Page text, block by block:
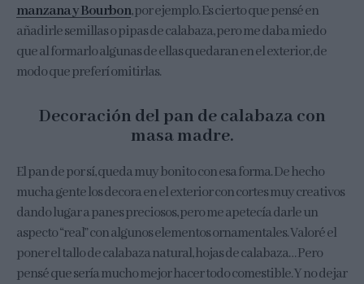
manzana y Bourbon, por ejemplo. Es cierto que pensé en
añadirle semillas o pipas de calabaza, pero me daba miedo
que al formarlo algunas de ellas quedaran en el exterior, de
modo que preferí omitirlas.
Decoración del pan de calabaza con
masa madre.
El pan de por sí, queda muy bonito con esa forma. De hecho
mucha gente los decora en el exterior con cortes muy creativos
dando lugar a panes preciosos, pero me apetecía darle un
aspecto “real” con algunos elementos ornamentales. Valoré el
poner el tallo de calabaza natural, hojas de calabaza… Pero
pensé que sería mucho mejor hacer todo comestible. Y no dejar